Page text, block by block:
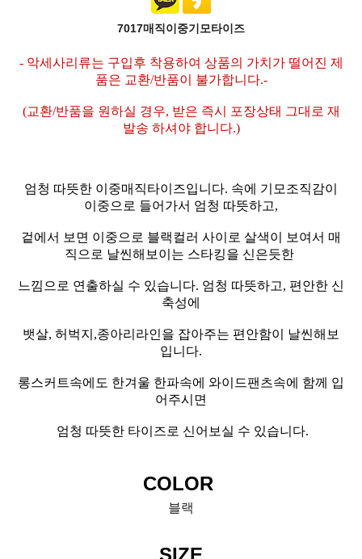
7017매직이중기모타이즈
- 악세사리류는 구입후 착용하여 상품의 가치가 떨어진 제
품은 교환/반품이 불가합니다.-
(교환/반품을 원하실 경우, 받은 즉시 포장상태 그대로 재
발송 하셔야 합니다.)
엄청 따뜻한 이중매직타이즈입니다. 속에 기모조직감이
이중으로 들어가서 엄청 따뜻하고,
겉에서 보면 이중으로 블랙컬러 사이로 살색이 보여서 매
직으로 날씬해보이는 스타킹을 신은듯한
느낌으로 연출하실 수 있습니다. 엄청 따뜻하고, 편안한 신
축성에
뱃살, 허벅지,종아리라인을 잡아주는 편안함이 날씬해보
입니다.
롱스커트속에도 한겨울 한파속에 와이드팬츠속에 함께 입
어주시면
엄청 따뜻한 타이즈로 신어보실 수 있습니다.
COLOR
블랙
SIZE